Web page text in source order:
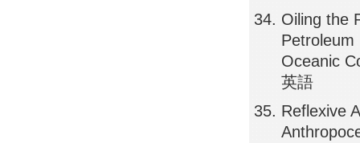
Oiling the
Petroleum
Oceanic
英語
Reflexive